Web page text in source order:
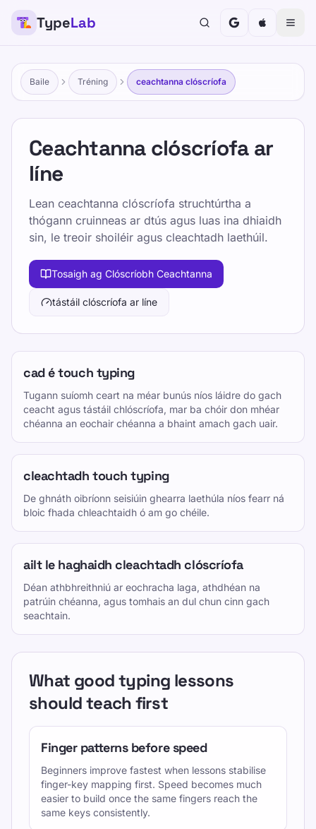
TypeLab
Baile Tréning ceachtanna clóscríofa
Ceachtanna clóscríofa ar
líne
Lean ceachtanna clóscríofa struchtúrtha a
thógann cruinneas ar dtús agus luas ina dhiaidh
sin, le treoir shoiléir agus cleachtadh laethúil.
Tosaigh ag Clóscríobh Ceachtanna
tástáil clóscríofa ar líne
cad é touch typing
Tugann suíomh ceart na méar bunús níos láidre do gach
ceacht agus tástáil chlóscríofa, mar ba chóir don mhéar
chéanna an eochair chéanna a bhaint amach gach uair.
cleachtadh touch typing
De ghnáth oibríonn seisiúin ghearra laethúla níos fearr ná
bloic fhada chleachtaidh ó am go chéile.
ailt le haghaidh cleachtadh clóscríofa
Déan athbhreithniú ar eochracha laga, athdhéan na
patrúin chéanna, agus tomhais an dul chun cinn gach
seachtain.
What good typing lessons
should teach first
Finger patterns before speed
Beginners improve fastest when lessons stabilise
finger-key mapping first. Speed becomes much
easier to build once the same fingers reach the
same keys consistently.